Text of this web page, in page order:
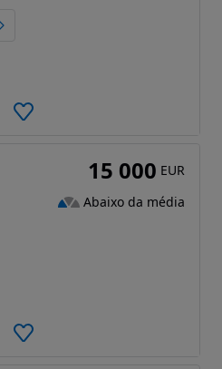
15 000 EUR
Abaixo da média